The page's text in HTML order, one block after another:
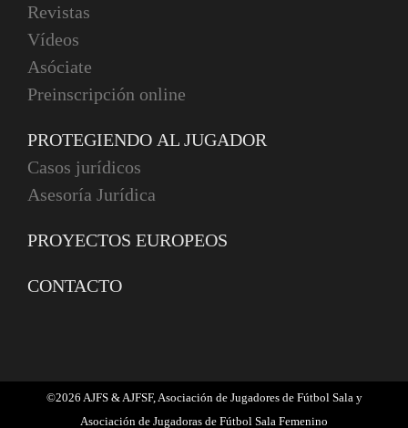
Revistas
Vídeos
Asóciate
Preinscripción online
PROTEGIENDO AL JUGADOR
Casos jurídicos
Asesoría Jurídica
PROYECTOS EUROPEOS
CONTACTO
©2026 AJFS & AJFSF, Asociación de Jugadores de Fútbol Sala y
Asociación de Jugadoras de Fútbol Sala Femenino